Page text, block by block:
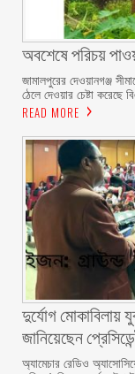
অবশেষে পরিচয়
জামালপুরের দেওয়ানগঞ্জ
ঠেলে দেওয়ার চেষ্টা
READ MORE
দুর্যোগ
জানিয়েছেন
অ্যামেচার রেডিও